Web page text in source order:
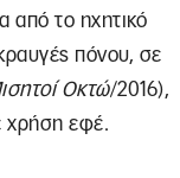
από το ηχητικό
πόνου, σε
Οκτώ/2016),
χρήση εφέ.